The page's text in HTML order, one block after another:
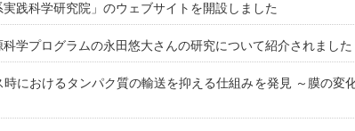
実践科学研究院」のウェブサイトを開設しました
科学プログラムの永田悠大さんの研究について紹介されました
時におけるタンパク質の輸送を抑える仕組みを発見 ～膜の変